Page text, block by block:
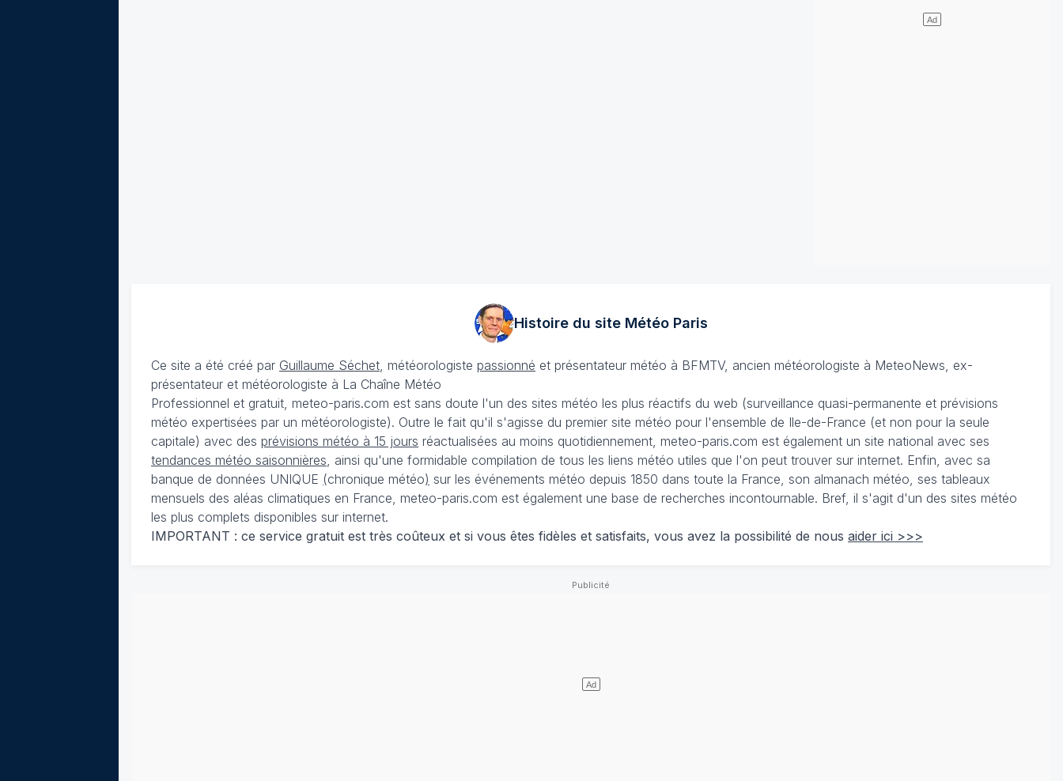
Histoire du site MétéoParis
Ce site a été créé par Guillaume Séchet , météorologiste passionné et présentateur météo à BFMTV, ancien météorologiste à MeteoNews, ex-
présentateur et météorologiste à La Chaîne Météo
Professionnel et gratuit, meteo-paris.com est sans doute l'un des sites météo les plus réactifs du web (surveillance quasi-permanente et prévisions
météo expertisées par un météorologiste). Outre le fait qu'il s'agisse du premier site météo pour l'ensemble de Ile-de-France (et non pour la seule
capitale) avec des prévisions météo à 15 jours réactualisées au moins quotidiennement, meteo-paris.com est également un site national avec ses
tendances météo saisonnières , ainsi qu'une formidable compilation de tous les liens météo utiles que l'on peut trouver sur internet. Enfin, avec sa
banque de données UNIQUE (chronique météo) sur les événements météo depuis 1850 dans toute la France, son almanach météo, ses tableaux
mensuels des aléas climatiques en France, meteo-paris.com est également une base de recherches incontournable. Bref, il s'agit d'un des sites météo
les plus complets disponibles sur internet.
IMPORTANT : ce service gratuit est très coûteux et si vous êtes fidèles et satisfaits, vous avez la possibilité de nous aider ici >>>